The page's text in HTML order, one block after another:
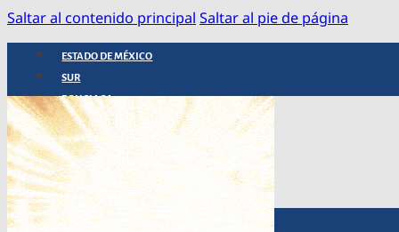
Saltar al contenido principal Saltar al pie de página
ESTADO DE MÉXICO
SUR
POLICIACA
NACIONAL
INTERNACIONAL
ARTE, CIENCIA Y TECNOLOGÍA
COLUMNAS
BAJO LA LUPA